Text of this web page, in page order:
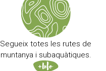
Segueix totes les rutes de
muntanya i subaquàtiques.